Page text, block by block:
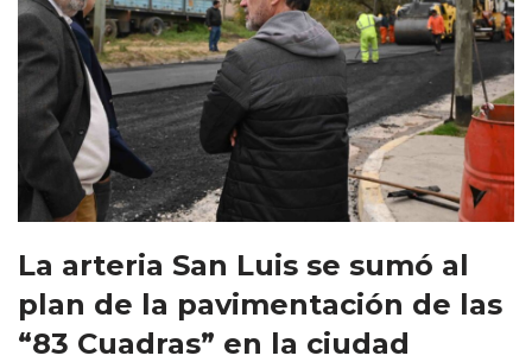
La arteria San Luis se sumó al
plan de la pavimentación de las
“83 Cuadras” en la ciudad